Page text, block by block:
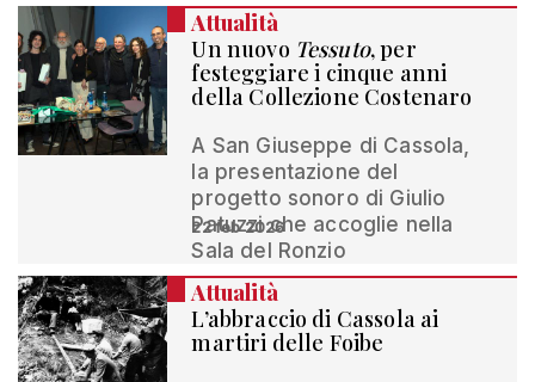
Attualità
Un nuovo Tessuto, per
festeggiare i cinque anni
della Collezione Costenaro
A San Giuseppe di Cassola,
la presentazione del
progetto sonoro di Giulio
Patuzzi che accoglie nella
Sala del Ronzio
22 feb 2026
Attualità
L’abbraccio di Cassola ai
martiri delle Foibe